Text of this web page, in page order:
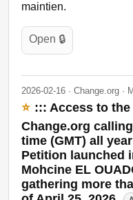
maintien.
Open 🔒
2026-02-16 · Change.org ·
⭐ ::: Access to
Change.org
time (GMT) all
Petition launched
Mohcine EL
gathering more